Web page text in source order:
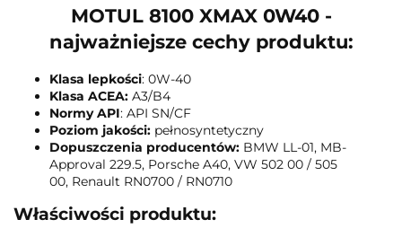
MOTUL 8100 XMAX 0W40 -
najważniejsze cechy produktu:
Klasa lepkości: 0W-40
Klasa ACEA: A3/B4
Normy API: API SN/CF
Poziom jakości: pełnosyntetyczny
Dopuszczenia producentów: BMW LL-01, MB-
Approval 229.5, Porsche A40, VW 502 00 / 505
00, Renault RN0700 / RN0710
Właściwości produktu: